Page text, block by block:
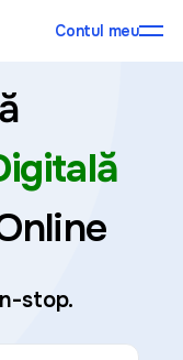
Contul meu
stop.